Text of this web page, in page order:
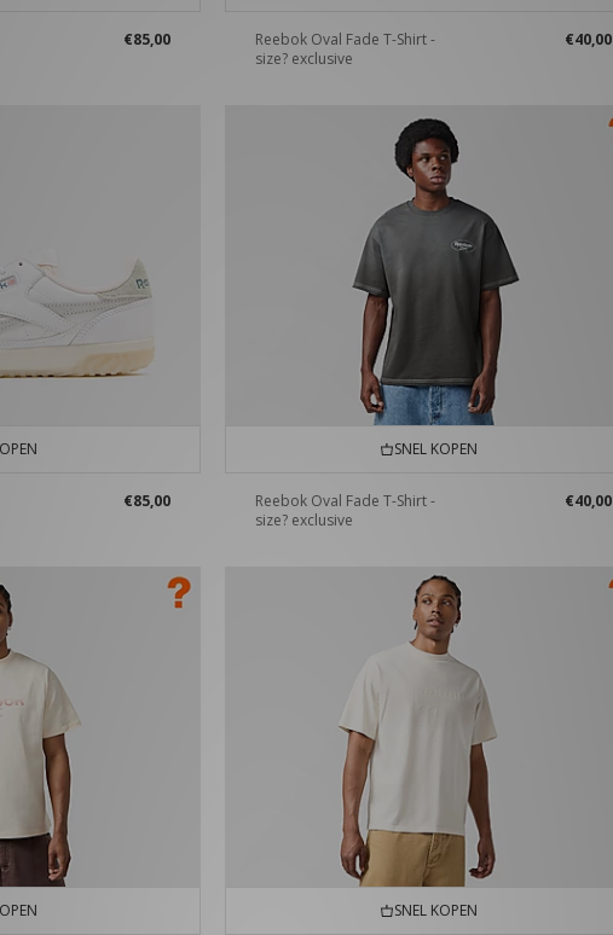
€85,00
Reebok Oval Fade T-Shirt -
size? exclusive
€40,00
€85,00
SNEL KOPEN
Reebok Oval Fade T-Shirt -
size? exclusive
€40,00
SNEL KOPEN